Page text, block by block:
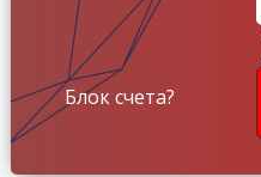
Блок счета?